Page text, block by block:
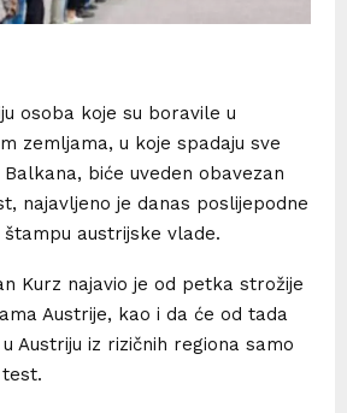
osoba koje su boravile u
zemljama, u koje spadaju sve
biće uveden obavezan
najavljeno je danas poslijepodne
austrijske vlade.
Kurz najavio je od petka strožije
Austrije, kao i da će od tada
Austriju iz rizičnih regiona samo
test.